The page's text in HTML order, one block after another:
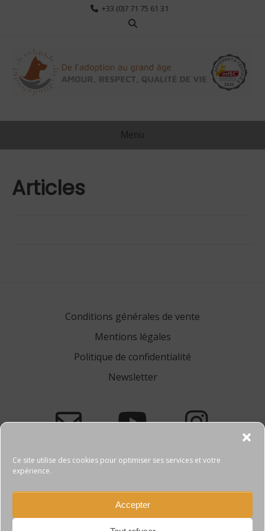
Ce site utilise des cookies pour optimiser ses services et votre
expérience.
Accepter
+33 (0)7 71 75 61 31
Menu
Articles
Conditions générales de vente
Mentions légales
Politique de confidentialité
Newsletter